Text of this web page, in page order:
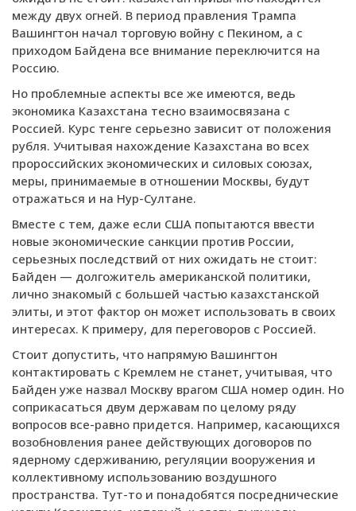
между двух огней. В период правления Трампа
Вашингтон начал торговую войну с Пекином, а с
приходом Байдена все внимание переключится на
Россию.
Но проблемные аспекты все же имеются, ведь
экономика Казахстана тесно взаимосвязана с
Россией. Курс тенге серьезно зависит от положения
рубля. Учитывая нахождение Казахстана во всех
пророссийских экономических и силовых союзах,
меры, принимаемые в отношении Москвы, будут
отражаться и на Нур-Султане.
Вместе с тем, даже если США попытаются ввести
новые экономические санкции против России,
серьезных последствий от них ожидать не стоит:
Байден — долгожитель американской политики,
лично знакомый с большей частью казахстанской
элиты, и этот фактор он может использовать в своих
интересах. К примеру, для переговоров с Россией.
Стоит допустить, что напрямую Вашингтон
контактировать с Кремлем не станет, учитывая, что
Байден уже назвал Москву врагом США номер один. Но
соприкасаться двум державам по целому ряду
вопросов все-равно придется. Например, касающихся
возобновления ранее действующих договоров по
ядерному сдерживанию, регуляции вооружения и
коллективному использованию воздушного
пространства. Тут-то и понадобятся посреднические